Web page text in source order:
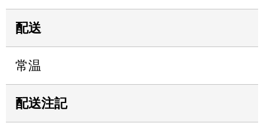
配送
常温
配送注記